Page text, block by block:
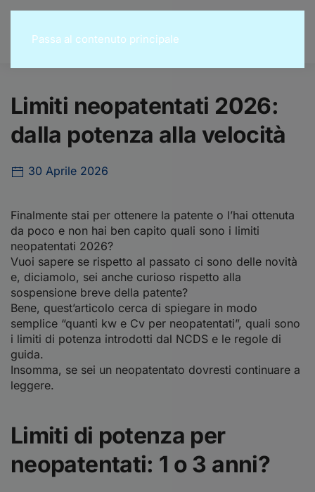
Passa al contenuto principale
Limiti neopatentati 2026:
dalla potenza alla velocità
30 Aprile 2026
Finalmente stai per ottenere la patente o l’hai ottenuta
da poco e non hai ben capito quali sono i limiti
neopatentati 2026?
Vuoi sapere se rispetto al passato ci sono delle novità
e, diciamolo, sei anche curioso rispetto alla
sospensione breve della patente?
Bene, quest’articolo cerca di spiegare in modo
semplice “quanti kw e Cv per neopatentati”, quali sono
i limiti di potenza introdotti dal NCDS e le regole di
guida.
Insomma, se sei un neopatentato dovresti continuare a
leggere.
Limiti di potenza per
neopatentati: 1 o 3 anni?